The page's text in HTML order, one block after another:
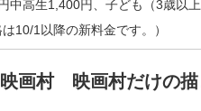
中高生1,400円、子ども（3歳以
は10/1以降の新料金です。）
画村 映画村だけの描